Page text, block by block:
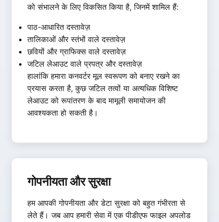
को संभालने के लिए विकसित किया है, जिनमें शामिल हैं:
पाठ-आधारित दस्तावेज़
तालिकाओं और स्तंभों वाले दस्तावेज़
छवियों और ग्राफिक्स वाले दस्तावेज़
जटिल लेआउट वाले प्रपत्र और दस्तावेज़
हालांकि हमारा कनवर्टर मूल स्वरूपण को बनाए रखने का
प्रयास करता है, कुछ जटिल तत्वों या अत्यधिक विशिष्ट
लेआउट को रूपांतरण के बाद मामूली समायोजन की
आवश्यकता हो सकती है।
गोपनीयता और सुरक्षा
हम आपकी गोपनीयता और डेटा सुरक्षा को बहुत गंभीरता से
लेते हैं। जब आप हमारी सेवा में एक पीडीएफ फाइल अपलोड